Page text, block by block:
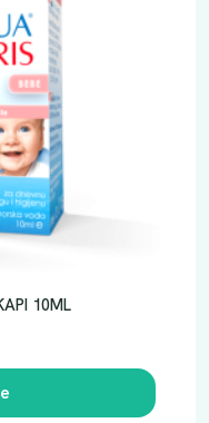
10ML